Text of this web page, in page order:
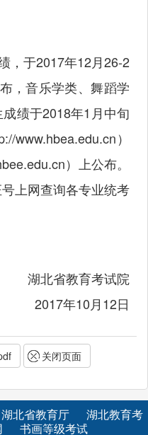
于2017年12月26-2
，音乐学类、舞蹈学
绩于2018年1月中旬
www.hbea.edu.cn）
）上公布。
上网查询各专业统考
湖北省教育考试院
2017年10月12日
关闭页面
湖北省教育厅
湖北教育考
书画等级考试